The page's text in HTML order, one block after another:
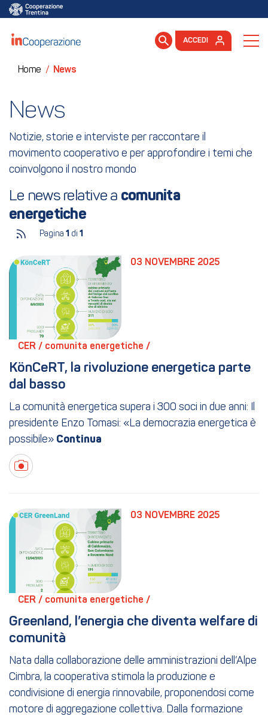
ACCEDI
Home / News
News
Notizie, storie e interviste per raccontare il
movimento cooperativo e per approfondire i temi che
coinvolgono il nostro mondo
Le news relative a comunita
energetiche
Pagina 1 di 1
03 NOVEMBRE 2025
CER / comunita energetiche /
KönCeRT, la rivoluzione energetica parte
dal basso
La comunità energetica supera i 300 soci in due anni: Il
presidente Enzo Tomasi: «La democrazia energetica è
possibile»
03 NOVEMBRE 2025
CER / comunita energetiche /
Greenland, l’energia che diventa welfare di
comunità
Nata dalla collaborazione delle amministrazioni dell’Alpe
Cimbra, la cooperativa stimola la produzione e
condivisione di energia rinnovabile, proponendosi come
motore di aggregazione collettiva. Dalla formazione